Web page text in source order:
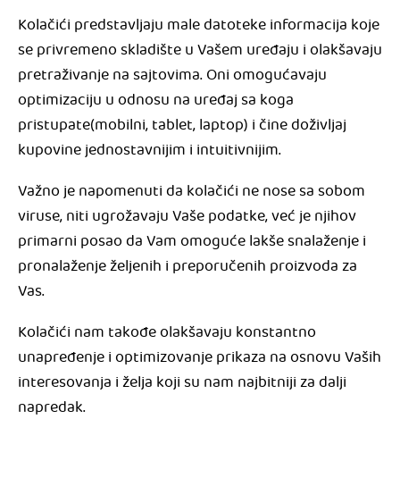
Kolačići predstavljaju male datoteke informacija koje
se privremeno skladište u Vašem uređaju i olakšavaju
pretraživanje na sajtovima. Oni omogućavaju
optimizaciju u odnosu na uređaj sa koga
pristupate(mobilni, tablet, laptop) i čine doživljaj
kupovine jednostavnijim i intuitivnijim.
Važno je napomenuti da kolačići ne nose sa sobom
viruse, niti ugrožavaju Vaše podatke, već je njihov
primarni posao da Vam omoguće lakše snalaženje i
pronalaženje željenih i preporučenih proizvoda za
Vas.
Kolačići nam takođe olakšavaju konstantno
unapređenje i optimizovanje prikaza na osnovu Vaših
interesovanja i želja koji su nam najbitniji za dalji
napredak.